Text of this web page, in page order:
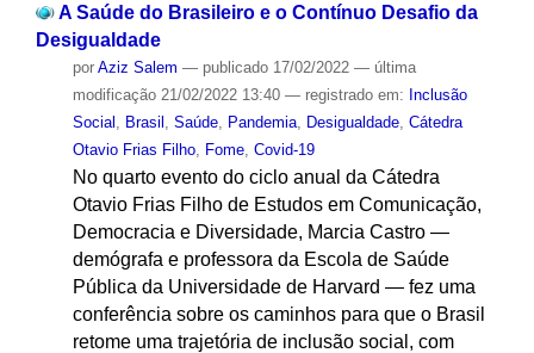
A Saúde do Brasileiro e o Contínuo Desafio da
Desigualdade
por Aziz Salem — publicado17/02/2022 — última
modificação21/02/2022 13:40 — registrado em: Inclusão
Social
Brasil Saúde, Pandemia, Desigualdade, Cátedra
Otavio Frias Filho, Fome, Covid-19
No quarto evento do ciclo anual da Cátedra
Otavio Frias Filho de Estudos em Comunicação,
Democracia e Diversidade, Marcia Castro —
demógrafa e professora da Escola de Saúde
Pública da Universidade de Harvard — fez uma
conferência sobre os caminhos para que o Brasil
retome uma trajetória de inclusão social, com